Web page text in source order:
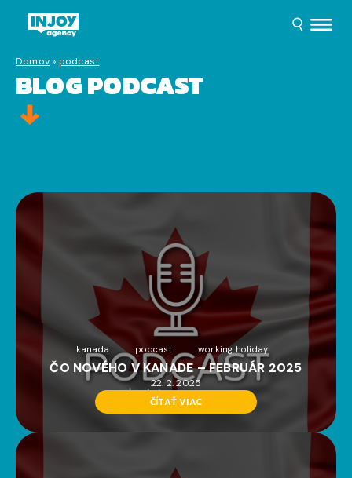
Domov» podcast
BLOG PODCAST
kanada podcast working holiday
ČO NOVÉHO V KANADE – FEBRUÁR 2025
22. 2. 2025
ČÍTAŤ VIAC